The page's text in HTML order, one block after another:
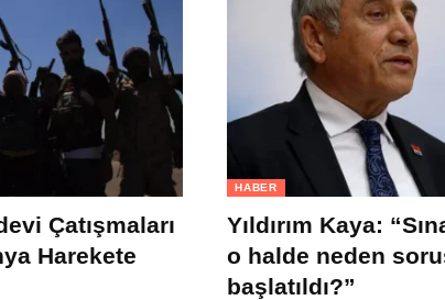
Çatışmaları
Harekete
HABER
Yıldırım Kaya:
o halde neden
başlatıldı?”